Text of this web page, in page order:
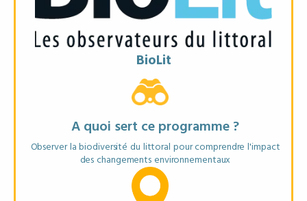
BioLit
A quoi sert ce programme ?
Observer la biodiversité du littoral pour comprendre l'impact
des changements environnementaux
Objectifs
* Suivre les espèces du littoral
* Analyser les variations saisonnières et climatiques
* Alimenter une base nationale pour la recherche
Matériel recommandé
Smartphone ou appareil photo